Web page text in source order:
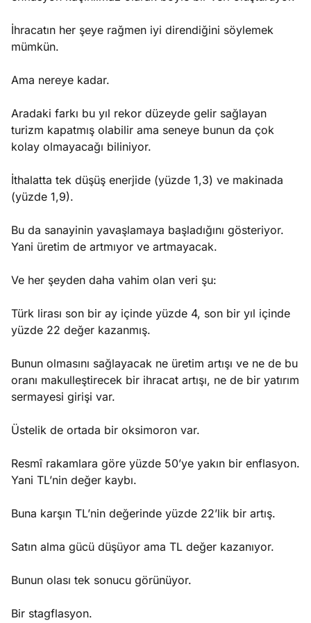
İhracatın her şeye rağmen iyi direndiğini söylemek
mümkün.
Ama nereye kadar.
Aradaki farkı bu yıl rekor düzeyde gelir sağlayan
turizm kapatmış olabilir ama seneye bunun da çok
kolay olmayacağı biliniyor.
İthalatta tek düşüş enerjide (yüzde 1,3) ve makinada
(yüzde 1,9).
Bu da sanayinin yavaşlamaya başladığını gösteriyor.
Yani üretim de artmıyor ve artmayacak.
Ve her şeyden daha vahim olan veri şu:
Türk lirası son bir ay içinde yüzde 4, son bir yıl içinde
yüzde 22 değer kazanmış.
Bunun olmasını sağlayacak ne üretim artışı ve ne de bu
oranı makulleştirecek bir ihracat artışı, ne de bir yatırım
sermayesi girişi var.
Üstelik de ortada bir oksimoron var.
Resmî rakamlara göre yüzde 50’ye yakın bir enflasyon.
Yani TL’nin değer kaybı.
Buna karşın TL’nin değerinde yüzde 22’lik bir artış.
Satın alma gücü düşüyor ama TL değer kazanıyor.
Bunun olası tek sonucu görünüyor.
Bir stagflasyon.